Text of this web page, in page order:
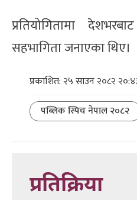
प्रतियोगितामा
सहभागिता जनाएका थिए।
प्रकाशित: २५ साउन २०८२
पब्लिक स्पिच नेपाल २०८२
प्रतिक्रिया